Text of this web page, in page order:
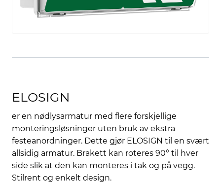
ELOSIGN
er en nødlysarmatur med flere forskjellige
monteringsløsninger uten bruk av ekstra
festeanordninger. Dette gjør ELOSIGN til en svært
allsidig armatur. Brakett kan roteres 90° til hver
side slik at den kan monteres i tak og på vegg.
Stilrent og enkelt design.